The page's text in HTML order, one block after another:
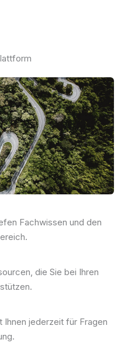
Fachwissen und den
die Sie bei Ihren
jederzeit für Fragen